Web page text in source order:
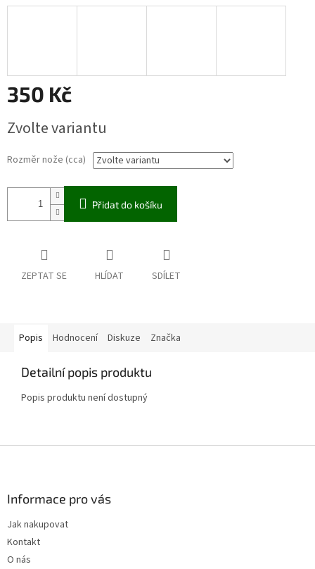
350 Kč
cena:
Zvolte variantu
Rozměr nože (cca)
Přidat do košíku
ZEPTAT SE HLÍDAT SDÍLET
Popis Hodnocení Diskuze Značka
Detailní popis produktu
Popis produktu není dostupný
Informace pro vás
Jak nakupovat
Kontakt
O nás